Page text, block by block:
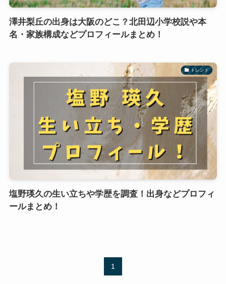
澤井梨丘の出身は大阪のどこ？北田辺小学校説や本
名・家族構成などプロフィールまとめ！
トレンド
塩野瑛久の生い立ちや学歴を調査！出身などプロフィ
ールまとめ！
1